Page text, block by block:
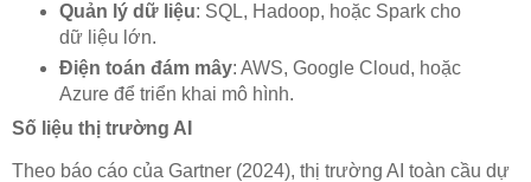
Quản lý dữ liệu: SQL, Hadoop, hoặc Spark cho
dữ liệu lớn.
Điện toán đám mây: AWS, Google Cloud, hoặc
Azure để triển khai mô hình.
Số liệu thị trường AI
Theo báo cáo của Gartner (2024), thị trường AI toàn cầu dự